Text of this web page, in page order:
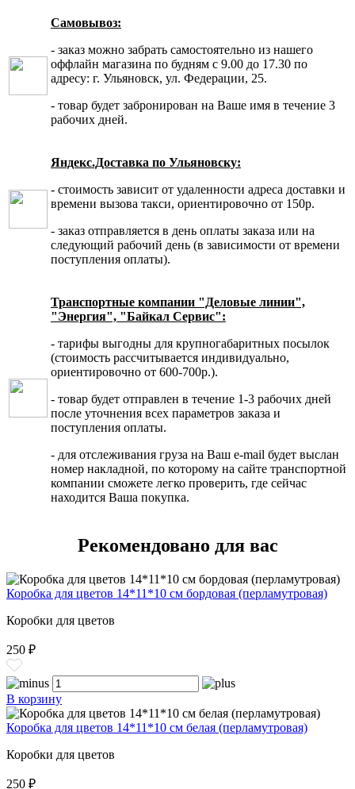
Самовывоз:
- заказ можно забрать самостоятельно из нашего
оффлайн магазина по будням с 9.00 до 17.30 по
адресу: г. Ульяновск, ул. Федерации, 25.
- товар будет забронирован на Ваше имя в течение 3
рабочих дней.
Яндекс.Доставка по Ульяновску:
- стоимость зависит от удаленности адреса доставки и
времени вызова такси, ориентировочно от 150р.
- заказ отправляется в день оплаты заказа или на
следующий рабочий день (в зависимости от времени
поступления оплаты).
Транспортные компании "Деловые линии",
"Энергия", "Байкал Сервис":
- тарифы выгодны для крупногабаритных посылок
(стоимость рассчитывается индивидуально,
ориентировочно от 600-700р.).
- товар будет отправлен в течение 1-3 рабочих дней
после уточнения всех параметров заказа и
поступления оплаты.
- для отслеживания груза на Ваш e-mail будет выслан
номер накладной, по которому на сайте транспортной
компании сможете легко проверить, где сейчас
находится Ваша покупка.
Рекомендовано для вас
Коробка для цветов 14*11*10 см бордовая (перламутровая)
Коробки для цветов
250 ₽
В корзину
Коробка для цветов 14*11*10 см белая (перламутровая)
Коробки для цветов
250 ₽